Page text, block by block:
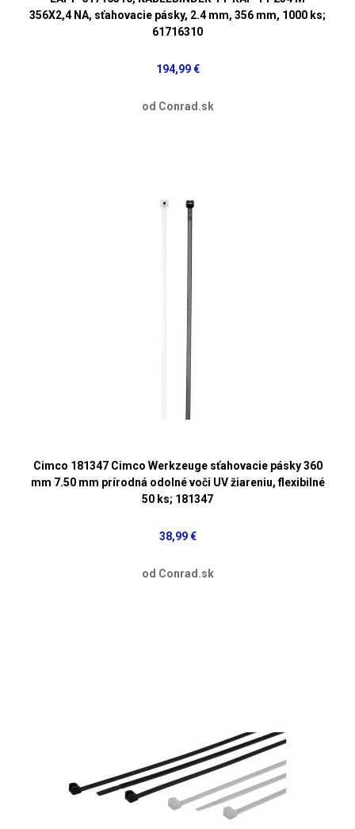
356X2,4 NA, sťahovacie pásky, 2.4 mm, 356 mm, 1000 ks;
61716310
194,99 €
od Conrad.sk
Cimco 181347 Cimco Werkzeuge sťahovacie pásky 360
mm 7.50 mm prírodná odolné voči UV žiareniu, flexibilné
50 ks; 181347
38,99 €
od Conrad.sk